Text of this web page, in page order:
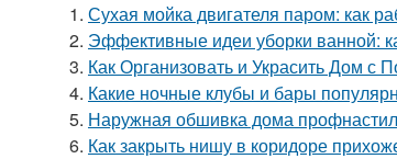
1. Сухая мойка двигателя паром: как
2. Эффективные идеи уборки ванной:
3. Как Организовать и Украсить Дом
4. Какие ночные клубы и бары
5. Наружная обшивка дома
6. Как закрыть нишу в коридоре